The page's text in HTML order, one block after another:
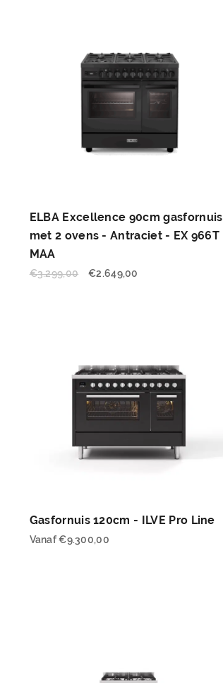
ELBA Excellence 90cm gasfornuis
met 2 ovens - Antraciet - EX 966T
MAA
€3.299,00 €2.649,00
Gasfornuis 120cm - ILVE Pro Line
Vanaf€9.300,00